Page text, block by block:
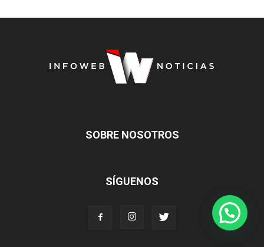
SOBRE NOSOTROS
SÍGUENOS